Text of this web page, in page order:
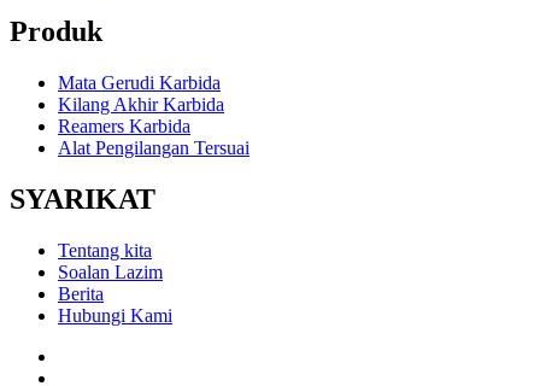
Produk
Mata Gerudi Karbida
Kilang Akhir Karbida
Reamers Karbida
Alat Pengilangan Tersuai
SYARIKAT
Tentang kita
Soalan Lazim
Berita
Hubungi Kami